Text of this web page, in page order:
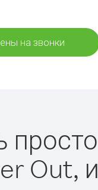
на звонки
Out,